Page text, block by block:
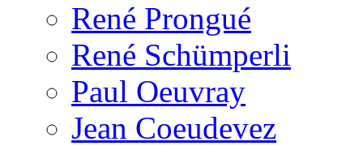
René Prongué
René Schümperli
Paul Oeuvray
Jean Coeudevez